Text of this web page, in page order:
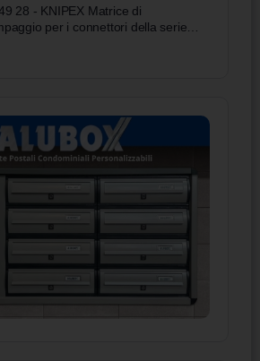
28 - KNIPEX Matrice di
per i connettori della serie